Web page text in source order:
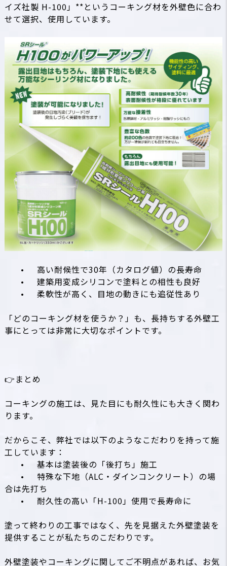
イズ社製 H-100」**というコーキング材を外壁色に合わ
せて選択、使用しています。
•
高い耐候性で30年（カタログ値）の長寿命
•
建築用変成シリコンで塗料との相性も良好
•
柔軟性が高く、目地の動きにも追従性あり
「どのコーキング材を使うか？」も、長持ちする外壁工
事にとっては非常に大切なポイントです。
👉まとめ
コーキングの施工は、見た目にも耐久性にも大きく関わ
ります。
だからこそ、弊社では以下のようなこだわりを持って施
工しています：
•
基本は塗装後の「後打ち」施工
•
特殊な下地（ALC・ダインコンクリート）の場
合は先打ち
•
耐久性の高い「H-100」使用で長寿命に
塗って終わりの工事ではなく、先を見据えた外壁塗装を
提供することが私たちのこだわりです。
外壁塗装やコーキングに関してご不明点があれば、お気